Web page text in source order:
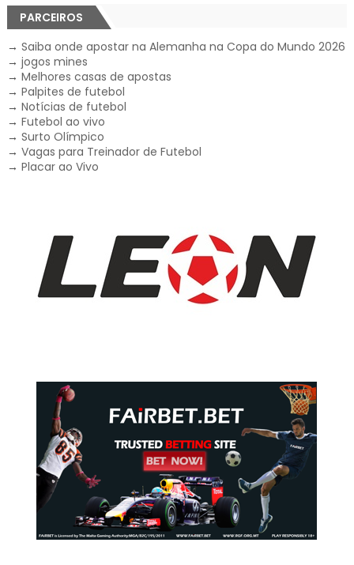
PARCEIROS
→ Saiba onde apostar na Alemanha na Copa do Mundo 2026
→ jogos mines
→ Melhores casas de apostas
→ Palpites de futebol
→ Notícias de futebol
→ Futebol ao vivo
→ Surto Olímpico
→ Vagas para Treinador de Futebol
→ Placar ao Vivo